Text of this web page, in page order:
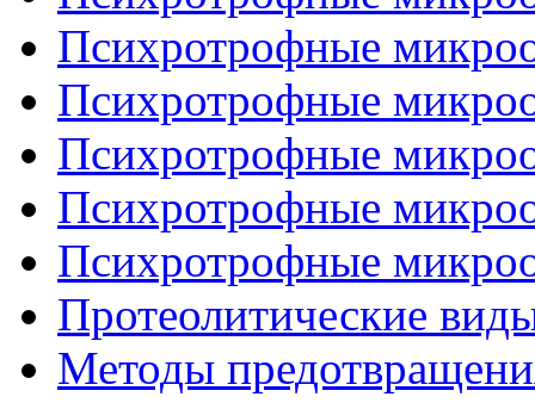
Психротрофные
Психротрофные
Психротрофные
Психротрофные
Психротрофные
Протеолитические
Методы